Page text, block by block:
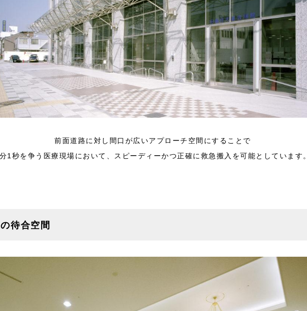
前面道路に対し間口が広いアプローチ空間にすることで
1秒を争う医療現場において、スピーディーかつ正確に救急搬入を可能としています
待合空間